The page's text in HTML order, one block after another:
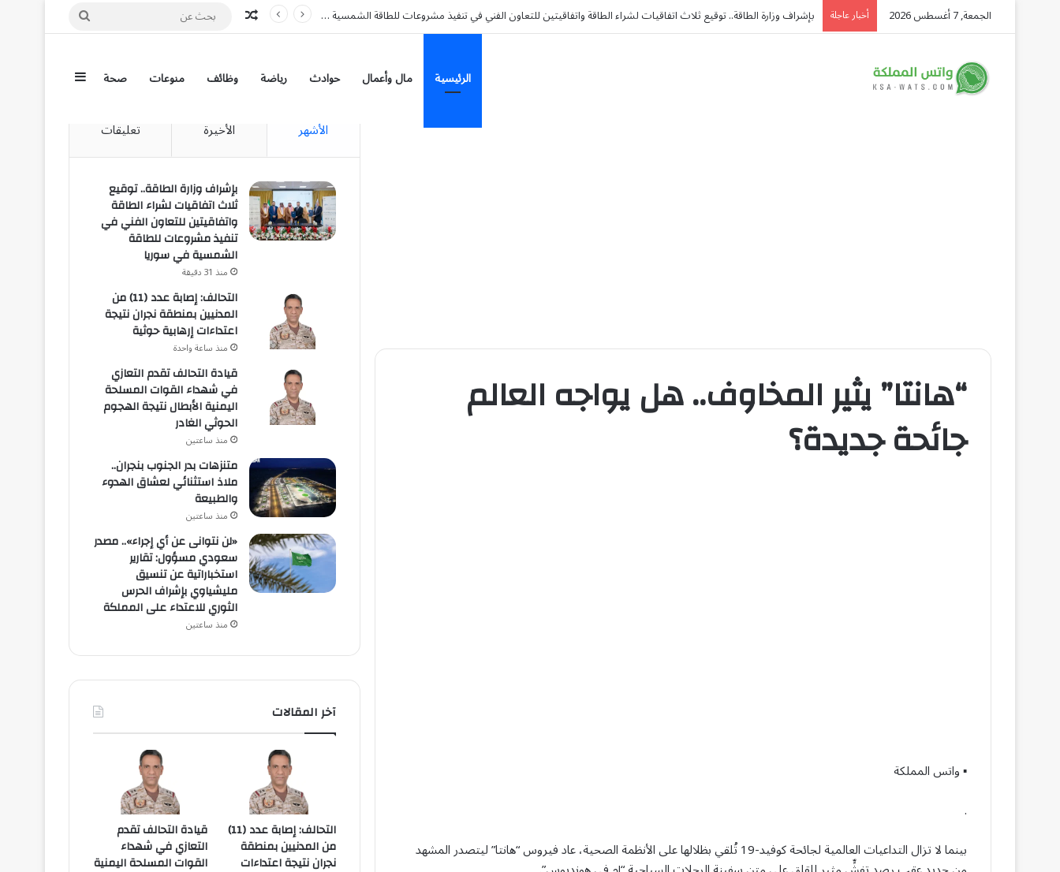
الجمعة, 7 أغسطس 2026 أخبار عاجلة التحالف: إصابة عدد (11) من المدنيين بمنطقة نجران نتيجة اعتداءات إرهابية حوثية مقال عشوائي
بحث
الرئيسية مال وأعمال حوادث رياضة وظائف منوعات صحة إضافة عمود
“هانتا” يثير المخاوف.. هل يواجه العالم
جائحة جديدة؟
▪︎ واتس المملكة
.
بينما لا تزال التداعيات العالمية لجائحة كوفيد-19 تُلقي بظلالها على الأنظمة الصحية، عاد فيروس “هانتا” ليتصدر المشهد
الأشهر الأخيرة تعليقات
بإشراف وزارة الطاقة.. توقيع
ثلاث اتفاقيات لشراء الطاقة
واتفاقيتين للتعاون الفني في
تنفيذ مشروعات للطاقة
الشمسية في سوريا
منذ 31 دقيقة
التحالف: إصابة عدد (11) من
المدنيين بمنطقة نجران نتيجة
اعتداءات إرهابية حوثية
منذ ساعة واحدة
قيادة التحالف تقدم التعازي
في شهداء القوات المسلحة
اليمنية الأبطال نتيجة الهجوم
الحوثي الغادر
منذ ساعتين
متنزهات بدر الجنوب بنجران..
ملاذ استثنائي لعشاق الهدوء
والطبيعة
منذ ساعتين
«لن نتوانى عن أي إجراء».. مصدر
سعودي مسؤول: تقارير
استخباراتية عن تنسيق
مليشياوي بإشراف الحرس
الثوري للاعتداء على المملكة
منذ ساعتين
آخر المقالات
التحالف: إصابة عدد (11)
من المدنيين بمنطقة
نجران نتيجة اعتداءات
قيادة التحالف تقدم
التعازي في شهداء
القوات المسلحة اليمنية